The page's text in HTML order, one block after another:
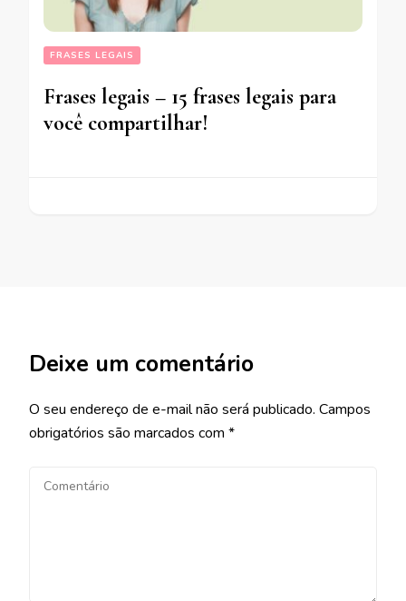
FRASES LEGAIS
Frases legais – 15 frases legais para
você compartilhar!
Deixe um comentário
O seu endereço de e-mail não será publicado. Campos
obrigatórios são marcados com *